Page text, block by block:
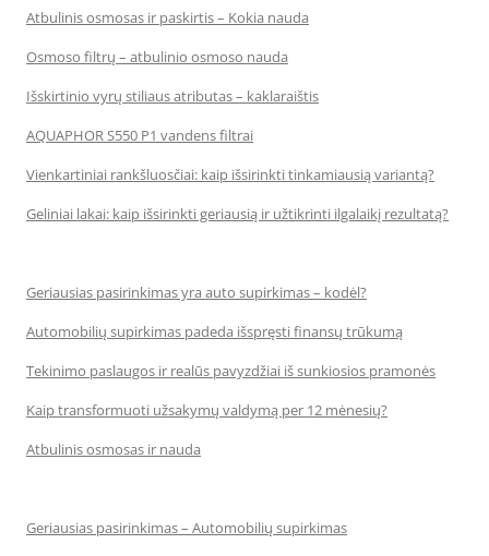
Atbulinis osmosas ir paskirtis – Kokia nauda
Osmoso filtrų – atbulinio osmoso nauda
Išskirtinio vyrų stiliaus atributas – kaklaraištis
AQUAPHOR S550 P1 vandens filtrai
Vienkartiniai rankšluosčiai: kaip išsirinkti tinkamiausią variantą?
Geliniai lakai: kaip išsirinkti geriausią ir užtikrinti ilgalaikį rezultatą?
Geriausias pasirinkimas yra auto supirkimas – kodėl?
Automobilių supirkimas padeda išspręsti finansų trūkumą
Tekinimo paslaugos ir realūs pavyzdžiai iš sunkiosios pramonės
Kaip transformuoti užsakymų valdymą per 12 mėnesių?
Atbulinis osmosas ir nauda
Geriausias pasirinkimas – Automobilių supirkimas